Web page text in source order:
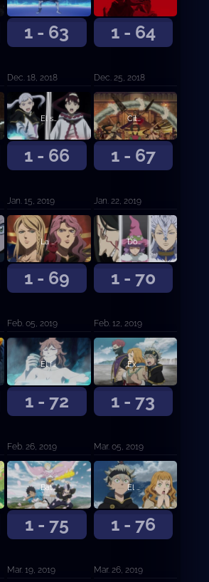
1 - 63
Dec. 18, 2018
1 - 64
Dec. 25, 2018
1 - 66
El secreto de Ojo de la Noche Blanca
Jan. 15, 2019
1 - 67
Cita doble en el festival
Jan. 22, 2019
1 - 69
La melancolía de la rosa salvaje
Feb. 05, 2019
1 - 70
Dos caras nuevas
Feb. 12, 2019
1 - 72
El fuego de Santelmo
Feb. 26, 2019
1 - 73
Examen de selección de los Caballeros Reales
Mar. 05, 2019
1 - 75
Batalla Feroz
Mar. 19, 2019
1 - 76
El mago X
Mar. 26, 2019